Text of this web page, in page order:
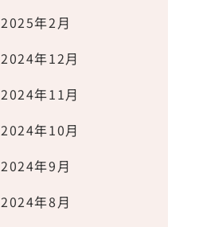
2025年2月
2024年12月
2024年11月
2024年10月
2024年9月
2024年8月